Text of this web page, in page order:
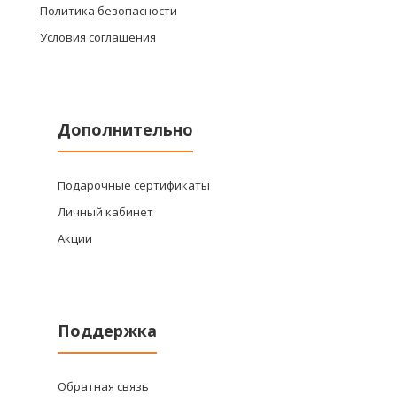
Политика безопасности
Условия соглашения
Дополнительно
Подарочные сертификаты
Личный кабинет
Акции
Поддержка
Обратная связь